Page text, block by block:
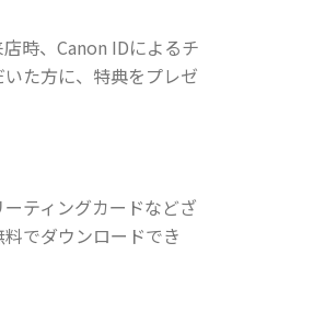
時、Canon IDによるチ
た方に、特典をプレゼ
ティングカードなどざ
でダウンロードでき